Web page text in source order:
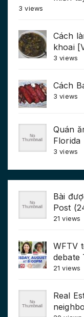
3 views
Cách
khoai
3 views
Cách
3 views
Quán
Florida
3 views
Bài
Post
21 views
WFTV
debate
21 views
Real